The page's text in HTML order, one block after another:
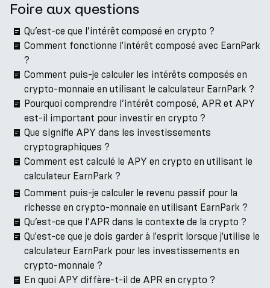
Foire aux questions
Qu’est-ce que l’intérêt composé en crypto ?
Comment fonctionne l'intérêt composé avec EarnPark
?
Comment puis-je calculer les intérêts composés en
crypto-monnaie en utilisant le calculateur EarnPark ?
Pourquoi comprendre l’intérêt composé, APR et APY
est-il important pour investir en crypto ?
Que signifie APY dans les investissements
cryptographiques ?
Comment est calculé le APY en crypto en utilisant le
calculateur EarnPark ?
Comment puis-je calculer le revenu passif pour la
richesse en crypto-monnaie en utilisant EarnPark ?
Qu’est-ce que l’APR dans le contexte de la crypto ?
Qu'est-ce que je dois garder à l'esprit lorsque j'utilise le
calculateur EarnPark pour les investissements en
crypto-monnaie ?
En quoi APY diffère-t-il de APR en crypto ?